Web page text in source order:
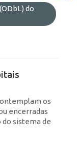
do
os
encerradas
sistema de